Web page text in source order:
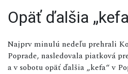
Opäť ďalšia
Najprv minulú nedeľu prehrali
Poprade, nasledovala piatková
a v sobotu opäť ďalšia „kefa“ v